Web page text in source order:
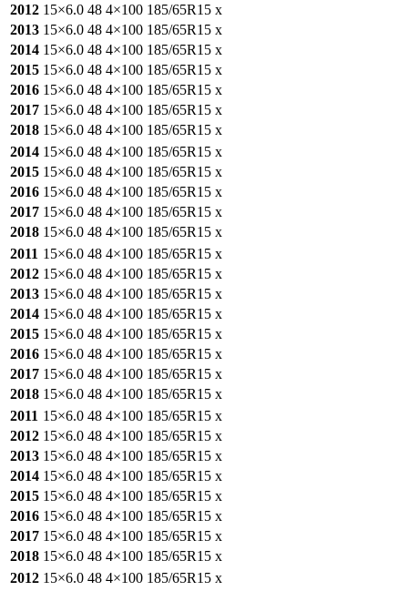
2012 15×6.0 48 4×100 185/65R15 x
2013 15×6.0 48 4×100 185/65R15 x
2014 15×6.0 48 4×100 185/65R15 x
2015 15×6.0 48 4×100 185/65R15 x
2016 15×6.0 48 4×100 185/65R15 x
2017 15×6.0 48 4×100 185/65R15 x
2018 15×6.0 48 4×100 185/65R15 x
2014 15×6.0 48 4×100 185/65R15 x
2015 15×6.0 48 4×100 185/65R15 x
2016 15×6.0 48 4×100 185/65R15 x
2017 15×6.0 48 4×100 185/65R15 x
2018 15×6.0 48 4×100 185/65R15 x
2011 15×6.0 48 4×100 185/65R15 x
2012 15×6.0 48 4×100 185/65R15 x
2013 15×6.0 48 4×100 185/65R15 x
2014 15×6.0 48 4×100 185/65R15 x
2015 15×6.0 48 4×100 185/65R15 x
2016 15×6.0 48 4×100 185/65R15 x
2017 15×6.0 48 4×100 185/65R15 x
2018 15×6.0 48 4×100 185/65R15 x
2011 15×6.0 48 4×100 185/65R15 x
2012 15×6.0 48 4×100 185/65R15 x
2013 15×6.0 48 4×100 185/65R15 x
2014 15×6.0 48 4×100 185/65R15 x
2015 15×6.0 48 4×100 185/65R15 x
2016 15×6.0 48 4×100 185/65R15 x
2017 15×6.0 48 4×100 185/65R15 x
2018 15×6.0 48 4×100 185/65R15 x
2012 15×6.0 48 4×100 185/65R15 x